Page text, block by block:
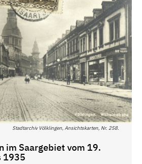
Stadtarchiv Völklingen, Ansichtskarten, Nr. 258.
im Saargebiet vom 19.
1935